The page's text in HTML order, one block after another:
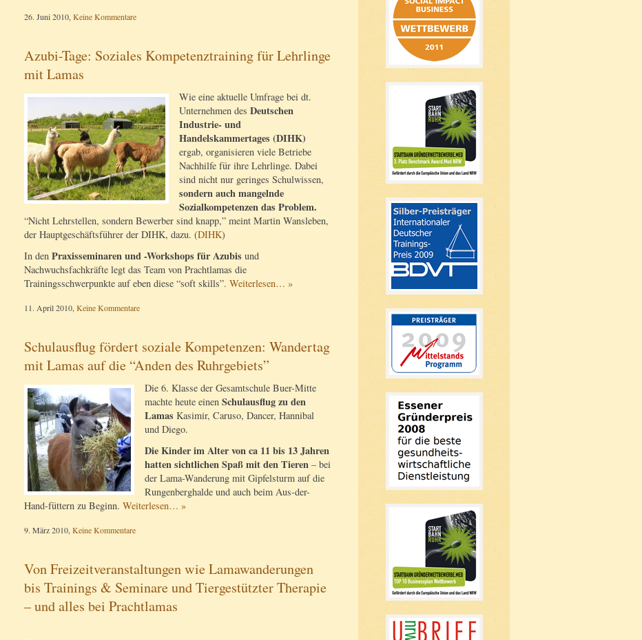
26. Juni 2010, Keine Kommentare
Azubi-Tage: Soziales Kompetenztraining für Lehrlinge
mit Lamas
Wie eine aktuelle Umfrage bei dt.
Unternehmen des Deutschen
Industrie- und
Handelskammertages (DIHK)
ergab, organisieren viele Betriebe
Nachhilfe für ihre Lehrlinge. Dabei
sind nicht nur geringes Schulwissen,
sondern auch mangelnde
Sozialkompetenzen das Problem.
“Nicht Lehrstellen, sondern Bewerber sind knapp,” meint Martin Wansleben,
der Hauptgeschäftsführer der DIHK, dazu. (DIHK)
In den Praxisseminaren und -Workshops für Azubis und
Nachwuchsfachkräfte legt das Team von Prachtlamas die
Trainingsschwerpunkte auf eben diese “soft skills”. Weiterlesen… »
11. April 2010, Keine Kommentare
Schulausflug fördert soziale Kompetenzen: Wandertag
mit Lamas auf die “Anden des Ruhrgebiets”
Die 6. Klasse der Gesamtschule Buer-Mitte
machte heute einen Schulausflug zu den
Lamas Kasimir, Caruso, Dancer, Hannibal
und Diego.
Die Kinder im Alter von ca 11 bis 13 Jahren
hatten sichtlichen Spaß mit den Tieren – bei
der Lama-Wanderung mit Gipfelsturm auf die
Rungenberghalde und auch beim Aus-der-
Hand-füttern zu Beginn. Weiterlesen… »
9. März 2010, Keine Kommentare
Von Freizeitveranstaltungen wie Lamawanderungen
bis Trainings & Seminare und Tiergestützter Therapie
– und alles bei Prachtlamas